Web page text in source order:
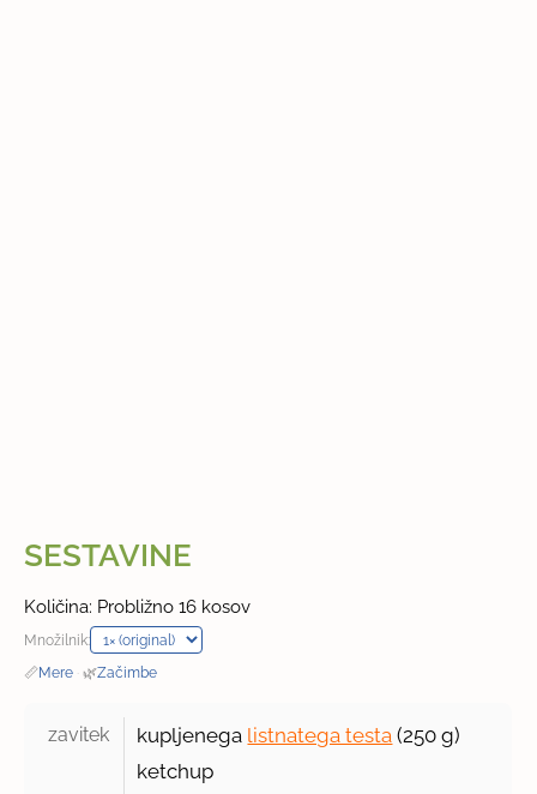
SESTAVINE
Količina: Probližno 16 kosov
Množilnik:
📏Mere · 🌿Začimbe
zavitek kupljenega listnatega testa (250 g)
ketchup